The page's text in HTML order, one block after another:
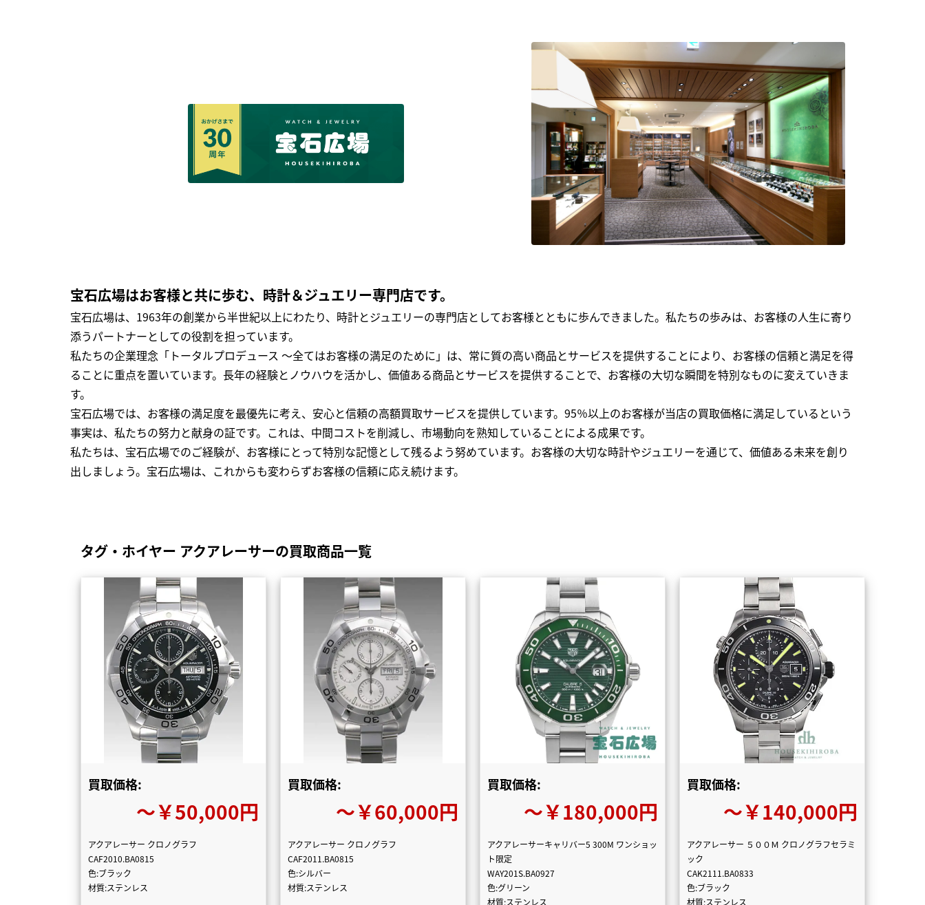
宝石広場はお客様と共に歩む、時計＆ジュエリー専門店です。
宝石広場は、1963年の創業から半世紀以上にわたり、時計とジュエリーの専門店としてお客様とともに歩んできました。私たちの歩みは、お客様の人生に寄り
添うパートナーとしての役割を担っています。
私たちの企業理念「トータルプロデュース ～全てはお客様の満足のために」は、常に質の高い商品とサービスを提供することにより、お客様の信頼と満足を得
ることに重点を置いています。長年の経験とノウハウを活かし、価値ある商品とサービスを提供することで、お客様の大切な瞬間を特別なものに変えていきま
す。
宝石広場では、お客様の満足度を最優先に考え、安心と信頼の高額買取サービスを提供しています。95％以上のお客様が当店の買取価格に満足しているという
事実は、私たちの努力と献身の証です。これは、中間コストを削減し、市場動向を熟知していることによる成果です。
私たちは、宝石広場でのご経験が、お客様にとって特別な記憶として残るよう努めています。お客様の大切な時計やジュエリーを通じて、価値ある未来を創り
出しましょう。宝石広場は、これからも変わらずお客様の信頼に応え続けます。
タグ・ホイヤー アクアレーサーの買取商品一覧
買取価格:
〜￥50,000円
アクアレーサー クロノグラフ
CAF2010.BA0815
色:ブラック
材質:ステンレス
買取価格:
〜￥60,000円
アクアレーサー クロノグラフ
CAF2011.BA0815
色:シルバー
材質:ステンレス
買取価格:
〜￥180,000円
アクアレーサーキャリバー5 300M ワンショッ
ト限定
WAY201S.BA0927
色:グリーン
材質:ステンレス
買取価格:
〜￥140,000円
アクアレーサー ５００Ｍ クロノグラフセラミ
ック
CAK2111.BA0833
色:ブラック
材質:ステンレス